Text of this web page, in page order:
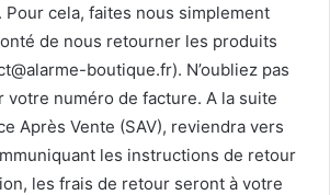
Pour cela, faites nous simplement
de nous retourner les produits
boutique.fr). N’oubliez pas
votre numéro de facture. A la suite
Après Vente (SAV), reviendra vers
les instructions de retour
les frais de retour seront à votre